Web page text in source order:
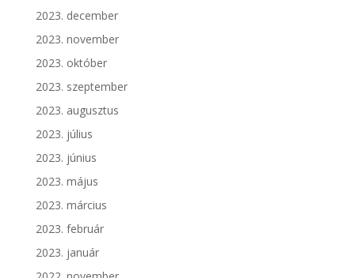
2023. december
2023. november
2023. október
2023. szeptember
2023. augusztus
2023. július
2023. június
2023. május
2023. március
2023. február
2023. január